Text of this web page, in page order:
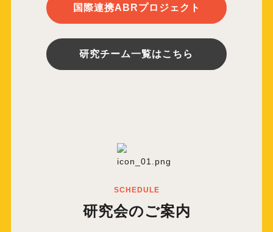
︎国際連携ABRプロジェクト
研究チーム一覧はこちら
SCHEDULE
研究会のご案内